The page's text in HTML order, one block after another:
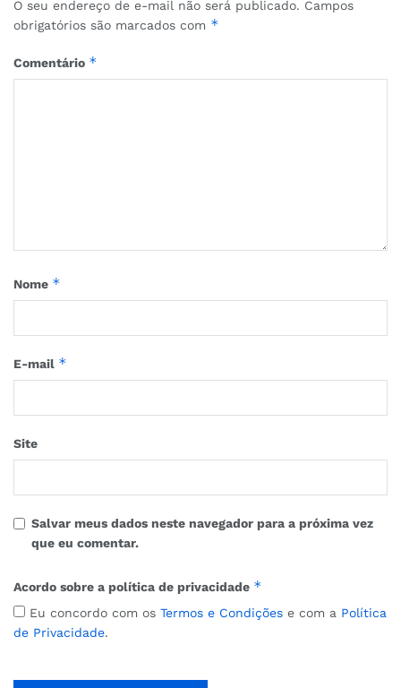
O seu endereço de e-mail não será publicado. Campos
obrigatórios são marcados com *
Comentário *
Nome *
E-mail *
Site
Salvar meus dados neste navegador para a próxima vez
que eu comentar.
Acordo sobre a política de privacidade *
Eu concordo com os Termos e Condições e com a Política
de Privacidade.